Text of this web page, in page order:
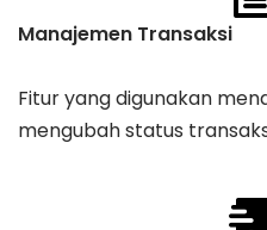
Manajemen Transaksi
Fitur yang digunakan
mengubah status